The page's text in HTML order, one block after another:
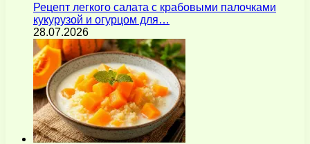
Рецепт легкого салата с крабовыми палочками
кукурузой и огурцом для…
28.07.2026